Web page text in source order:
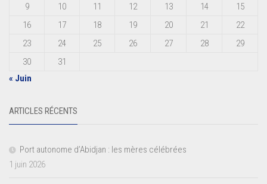
9
10 11 12 13 14
15
16
17 18 19 20 21
22
23
24 25 26 27 28
29
30
31
« Juin
ARTICLES RÉCENTS
Port autonome d’Abidjan : les mères célébrées
1 juin 2026